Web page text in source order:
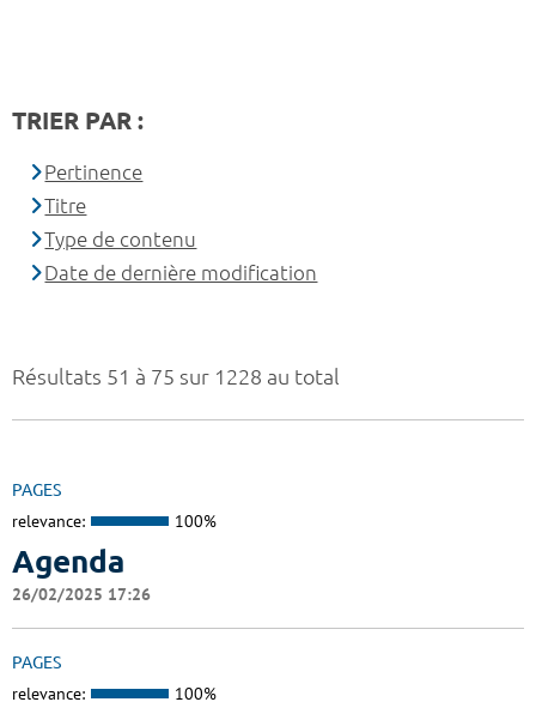
Résultats 51 à 75 sur 1228 au total
PAGES
relevance: 100%
Agenda
26/02/2025 17:26
PAGES
relevance: 100%
TRIER PAR :
Pertinence
Titre
Type de contenu
Date de dernière modification